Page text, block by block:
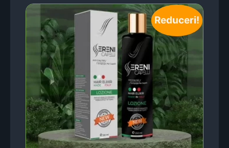
Reduceri!